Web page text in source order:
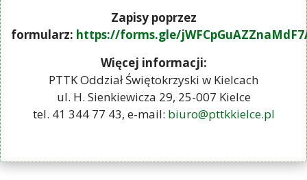
Zapisy poprzez
formularz: https://forms.gle/
Więcej informacji:
PTTK Oddział Świętokrzyski w Kielcach
ul. H. Sienkiewicza 29, 25-007 Kielce
tel. 41 344 77 43, e-mail: biuro@pttkkielce.pl